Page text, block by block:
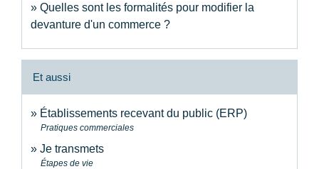
Quelles sont les formalités pour modifier la
devanture d'un commerce ?
Et aussi
Établissements recevant du public (ERP)
Pratiques commerciales
Je transmets
Étapes de vie